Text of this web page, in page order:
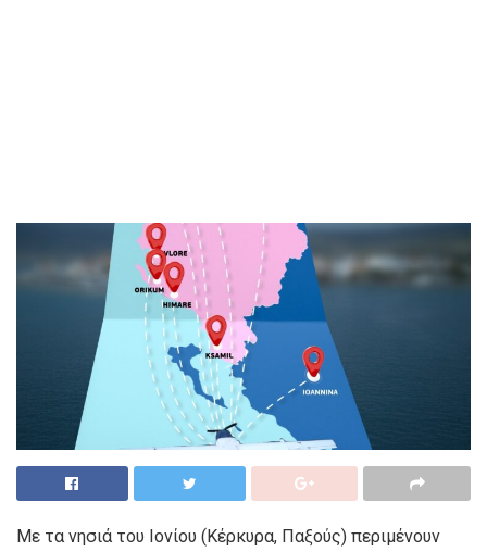
Με τα νησιά του Ιονίου (Κέρκυρα, Παξούς) περιμένουν